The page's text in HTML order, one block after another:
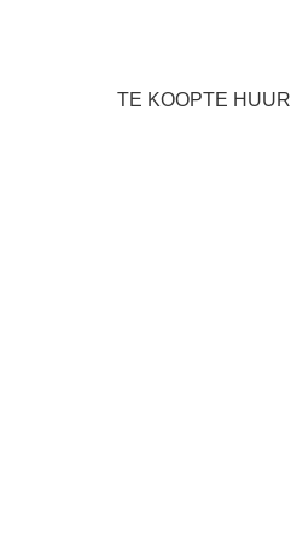
TE KOOPTE HUUR